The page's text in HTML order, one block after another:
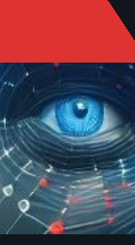
contenido